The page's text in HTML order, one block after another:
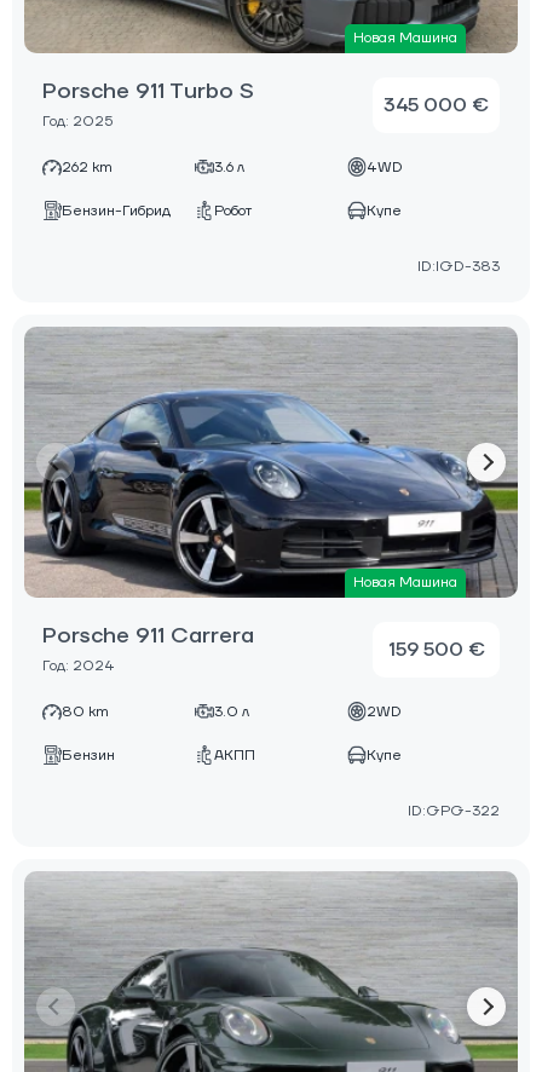
Новая Машина
Porsche 911 Turbo S
Год: 2025
345 000 €
262 km 3.6 л 4WD
Бензин-Гибрид Робот Купе
ID:IGD-383
Новая Машина
Porsche 911 Carrera
Год: 2024
159 500 €
80 km 3.0 л 2WD
Бензин АКПП Купе
ID:GPG-322